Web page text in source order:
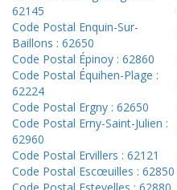
62145
Code Postal Enquin-Sur-
Baillons : 62650
Code Postal Épinoy : 62860
Code Postal Équihen-Plage :
62224
Code Postal Ergny : 62650
Code Postal Erny-Saint-Julien :
62960
Code Postal Ervillers : 62121
Code Postal Escœuilles : 62850